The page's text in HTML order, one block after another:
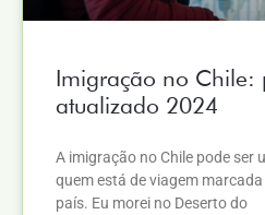
Imigração no Chile:
atualizado 2024
A imigração no Chile pode ser
quem está de viagem
país. Eu morei no Deserto do